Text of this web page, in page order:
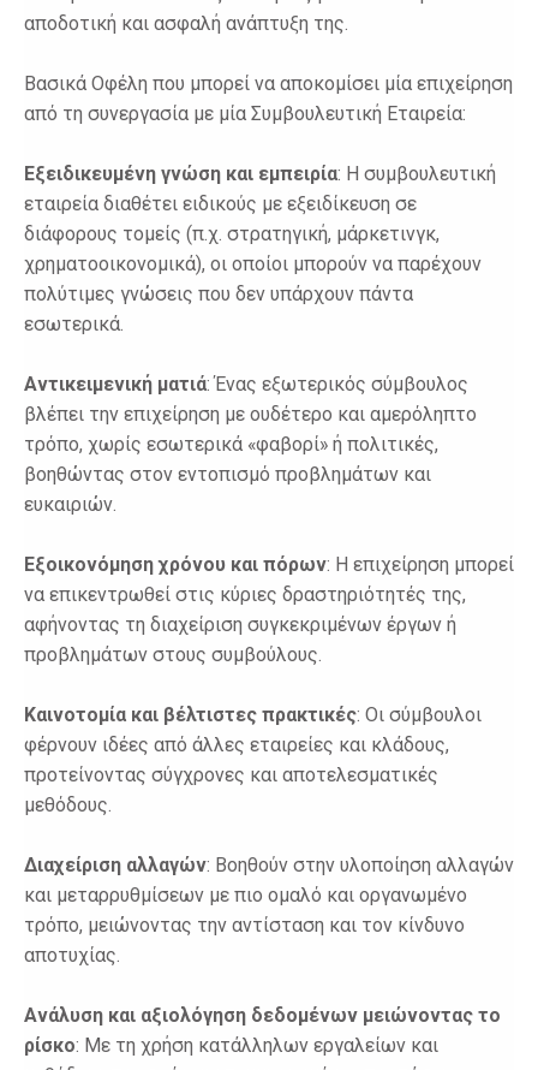
αποδοτική και ασφαλή ανάπτυξη της.
Βασικά Οφέλη που μπορεί να αποκομίσει μία επιχείρηση
από τη συνεργασία με μία Συμβουλευτική Εταιρεία:
Εξειδικευμένη γνώση και εμπειρία: Η συμβουλευτική
εταιρεία διαθέτει ειδικούς με εξειδίκευση σε
διάφορους τομείς (π.χ. στρατηγική, μάρκετινγκ,
χρηματοοικονομικά), οι οποίοι μπορούν να παρέχουν
πολύτιμες γνώσεις που δεν υπάρχουν πάντα
εσωτερικά.
Αντικειμενική ματιά: Ένας εξωτερικός σύμβουλος
βλέπει την επιχείρηση με ουδέτερο και αμερόληπτο
τρόπο, χωρίς εσωτερικά «φαβορί» ή πολιτικές,
βοηθώντας στον εντοπισμό προβλημάτων και
ευκαιριών.
Εξοικονόμηση χρόνου και πόρων: Η επιχείρηση μπορεί
να επικεντρωθεί στις κύριες δραστηριότητές της,
αφήνοντας τη διαχείριση συγκεκριμένων έργων ή
προβλημάτων στους συμβούλους.
Καινοτομία και βέλτιστες πρακτικές: Οι σύμβουλοι
φέρνουν ιδέες από άλλες εταιρείες και κλάδους,
προτείνοντας σύγχρονες και αποτελεσματικές
μεθόδους.
Διαχείριση αλλαγών: Βοηθούν στην υλοποίηση αλλαγών
και μεταρρυθμίσεων με πιο ομαλό και οργανωμένο
τρόπο, μειώνοντας την αντίσταση και τον κίνδυνο
αποτυχίας.
Ανάλυση και αξιολόγηση δεδομένων μειώνοντας το
ρίσκο: Με τη χρήση κατάλληλων εργαλείων και